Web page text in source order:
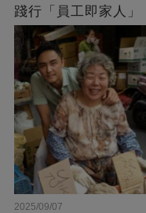
踐行「員工即家人
闆的福報
2025/09/07